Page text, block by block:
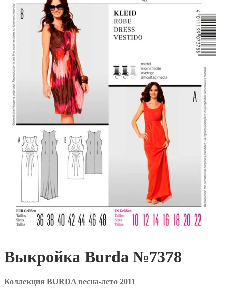
Выкройка Burda №7378
Коллекция BURDA весна-лето 2011